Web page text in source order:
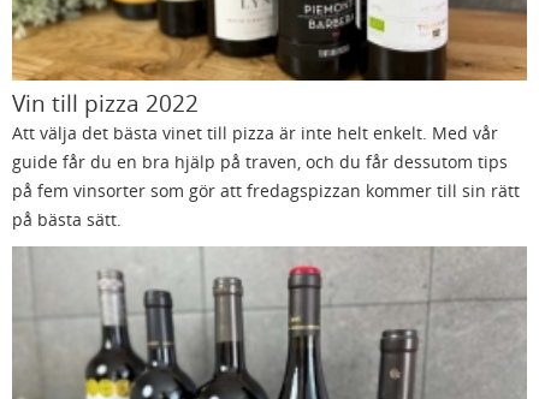
Vin till pizza 2022
Att välja det bästa vinet till pizza är inte helt enkelt. Med vår
guide får du en bra hjälp på traven, och du får dessutom tips
på fem vinsorter som gör att fredagspizzan kommer till sin rätt
på bästa sätt.